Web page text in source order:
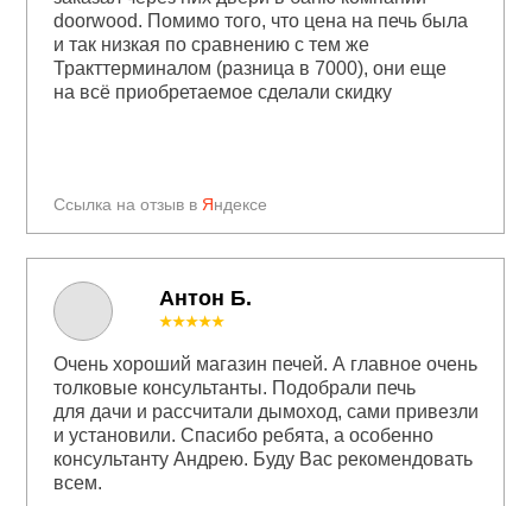
Антон Б.
Ссылка на отзыв в Яндексе
doorwood. Помимо того, что цена на печь была
и так низкая по сравнению с тем же
Тракттерминалом (разница в 7000), они еще
на всё приобретаемое сделали скидку
★★★★★
Очень хороший магазин печей. А главное очень
толковые консультанты. Подобрали печь
для дачи и рассчитали дымоход, сами привезли
и установили. Спасибо ребята, а особенно
консультанту Андрею. Буду Вас рекомендовать
всем.